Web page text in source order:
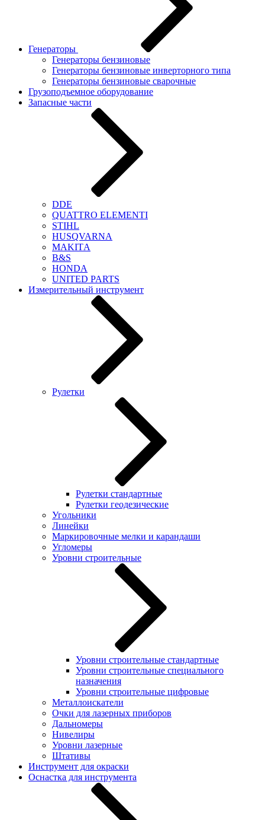
Генераторы
Генераторы бензиновые
Генераторы бензиновые инверторного типа
Генераторы бензиновые сварочные
Грузоподъемное оборудование
Запасные части
DDЕ
QUATTRO ELEMENTI
STIHL
HUSQVARNA
MAKITА
B&S
HONDA
UNITED PARTS
Измерительный инструмент
Рулетки
Рулетки стандартные
Рулетки геодезические
Угольники
Линейки
Маркировочные мелки и карандаши
Угломеры
Уровни строительные
Уровни строительные стандартные
Уровни строительные специального
назначения
Уровни строительные цифровые
Металлоискатели
Очки для лазерных приборов
Дальномеры
Нивелиры
Уровни лазерные
Штативы
Инструмент для окраски
Оснастка для инструмента